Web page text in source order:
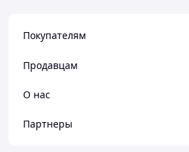
Покупателям
Продавцам
О нас
Партнеры